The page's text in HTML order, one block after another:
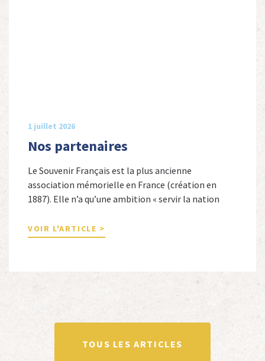
1 juillet 2026
Nos partenaires
Le Souvenir Français est la plus ancienne
association mémorielle en France (création en
1887). Elle n’a qu’une ambition « servir la nation
nationale de la France. Afin d’atteindre cet objectif,
Le Souvenir Français entretient des liens amicaux
totalité ou partiellement afin de faire vivre […]
VOIR L'ARTICLE >
TOUS LES ARTICLES